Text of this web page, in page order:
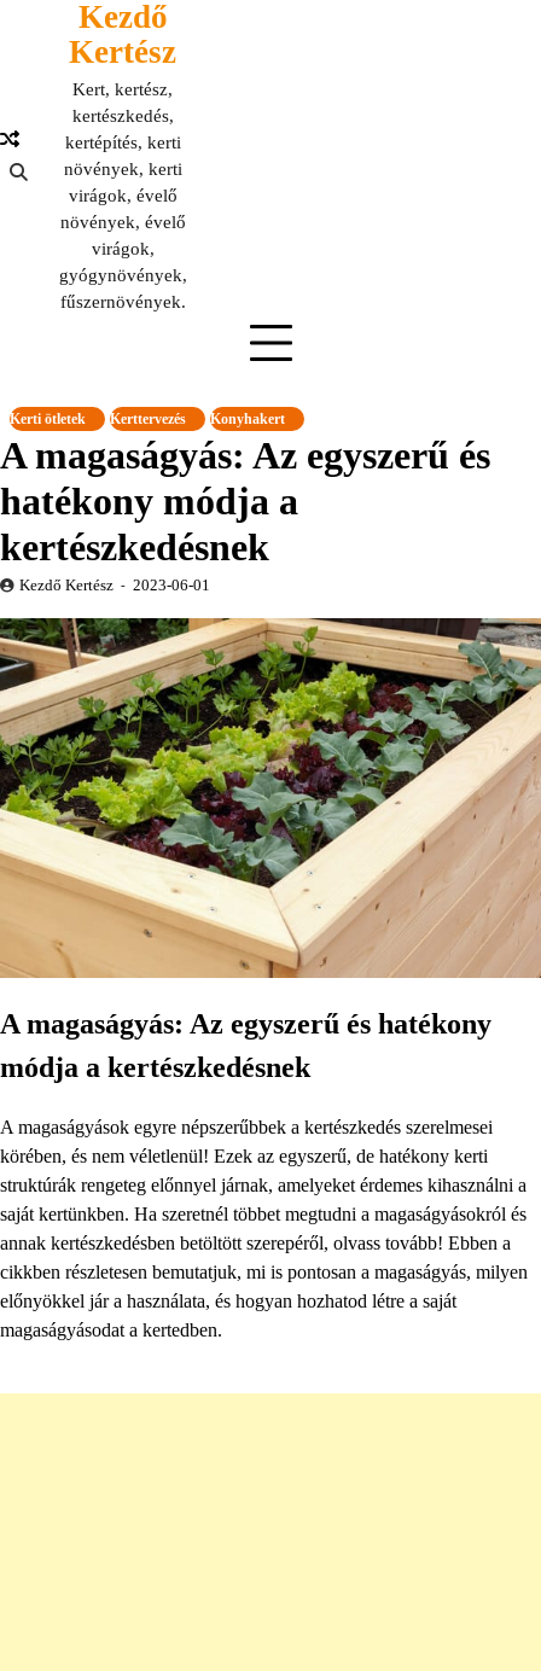
Kezdő
Kertész
Kert, kertész,
kertészkedés,
kertépítés, kerti
növények, kerti
virágok, évelő
növények, évelő
virágok,
gyógynövények,
fűszernövények.
Kerti ötletek Kerttervezés Konyhakert
A magaságyás: Az egyszerű és
hatékony módja a
kertészkedésnek
Kezdő Kertész 2023-06-01
A magaságyás: Az egyszerű és hatékony
módja a kertészkedésnek
A magaságyások egyre népszerűbbek a kertészkedés szerelmesei
körében, és nem véletlenül! Ezek az egyszerű, de hatékony kerti
struktúrák rengeteg előnnyel járnak, amelyeket érdemes kihasználni a
saját kertünkben. Ha szeretnél többet megtudni a magaságyásokról és
annak kertészkedésben betöltött szerepéről, olvass tovább! Ebben a
cikkben részletesen bemutatjuk, mi is pontosan a magaságyás, milyen
előnyökkel jár a használata, és hogyan hozhatod létre a saját
magaságyásodat a kertedben.